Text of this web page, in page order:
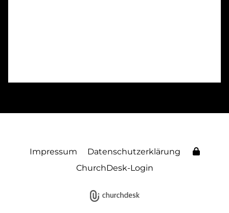
Impressum
Datenschutzerklärung
ChurchDesk-Login